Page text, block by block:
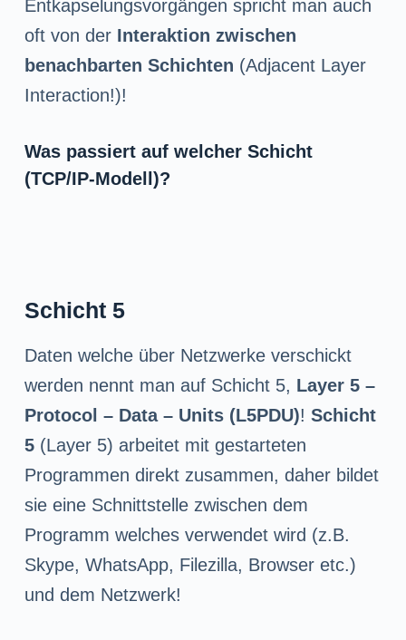
Entkapselungsvorgängen spricht man auch
oft von der Interaktion zwischen
benachbarten Schichten (Adjacent Layer
Interaction!)!
Was passiert auf welcher Schicht
(TCP/IP-Modell)?
Schicht 5
Daten welche über Netzwerke verschickt
werden nennt man auf Schicht 5, Layer 5 –
Protocol – Data – Units (L5PDU)! Schicht
5(Layer 5) arbeitet mit gestarteten
Programmen direkt zusammen, daher bildet
sie eine Schnittstelle zwischen dem
Programm welches verwendet wird (z.B.
Skype, WhatsApp, Filezilla, Browser etc.)
und dem Netzwerk!